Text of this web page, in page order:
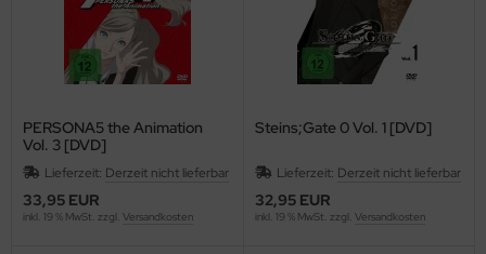
PERSONA5 the Animation
Vol. 3 [DVD]
Lieferzeit: Derzeit nicht lieferbar
33,95 EUR
inkl. 19 % MwSt. zzgl. Versandkosten
Steins;Gate 0 Vol. 1 [DVD]
Lieferzeit: Derzeit nicht lieferbar
32,95 EUR
inkl. 19 % MwSt. zzgl. Versandkosten